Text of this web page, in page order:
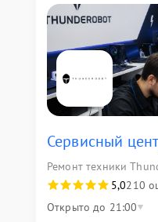
Сервисный
Ремонт техники
5,0210
Открыто до 21:00